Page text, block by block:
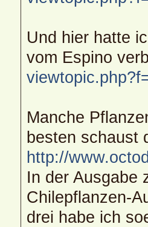
Und hier hatte
vom Espino
Manche
besten schaust
http://
In der Ausgabe
Chilepflanzen-
drei habe ich